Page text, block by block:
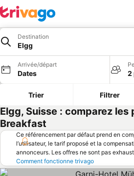
Destination
Elgg
Arrivée/départ
Dates 2
Trier Filtrer
Elgg, Suisse : comparez les
Breakfast
Ce référencement par défaut prend en
l’utilisateur, le tarif proposé et la
annonceurs. Les offres ne sont pas
Comment fonctionne trivago